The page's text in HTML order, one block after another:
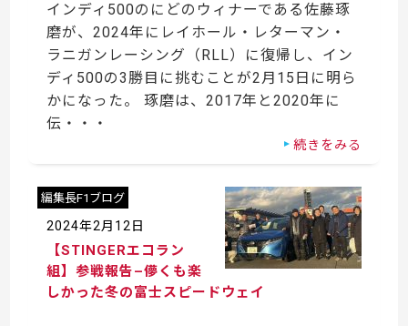
インディ500のにどのウィナーである佐藤琢
磨が、2024年にレイホール・レターマン・
ラニガンレーシング（RLL）に復帰し、イン
ディ500の3勝目に挑むことが2月15日に明ら
かになった。 琢磨は、2017年と2020年に
伝・・・
続きをみる
編集長F1ブログ
2024年2月12日
【STINGERエコラン
組】参戦報告–儚くも楽
しかった冬の富士スピードウェイ